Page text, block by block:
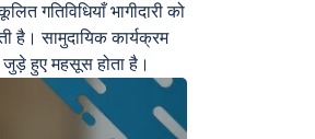
गतिविधियाँ भागीदारी को
है। सामुदायिक कार्यक्रम
हुए महसूस होता है।